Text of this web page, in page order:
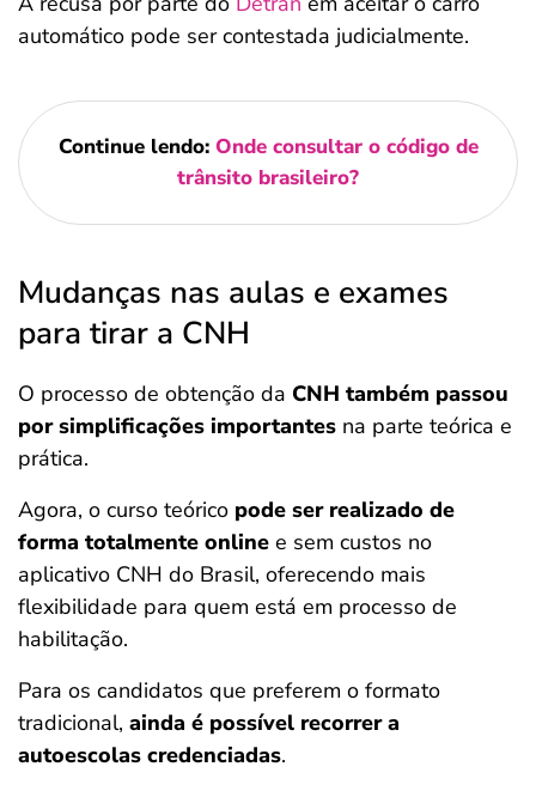
automático pode ser contestada judicialmente.
Continue lendo: Onde consultar o código de
trânsito brasileiro?
Mudanças nas aulas e exames
para tirar a CNH
O processo de obtenção da CNH também passou
por simplificações importantes na parte teórica e
prática.
Agora, o curso teórico pode ser realizado de
forma totalmente online e sem custos no
aplicativo CNH do Brasil, oferecendo mais
flexibilidade para quem está em processo de
habilitação.
Para os candidatos que preferem o formato
tradicional, ainda é possível recorrer a
autoescolas credenciadas.